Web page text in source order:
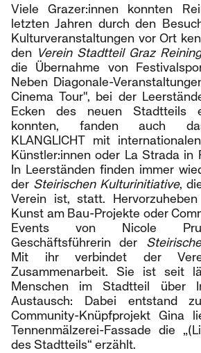
Viele Grazer:innen konnten
letzten Jahren durch den
Kulturveranstaltungen vor Ort
den Verein Stadtteil Graz
die Übernahme von
Neben Diagonale-
Cinema Tour", bei der
Ecken des neuen Stadtteils
konnten, fanden auch
KLANGLICHT mit
Künstler:innen oder La Strada in
In Leerständen finden immer
der Steirischen Kulturinitiative,
Verein ist, statt.
Kunst am Bau-Projekte oder
Events von Nicole
Geschäftsführerin der
Mit ihr verbindet der
Zusammenarbeit. Sie ist seit
Menschen im Stadtteil über
Austausch: Dabei entstand
Community-Knüpfprojekt Gina
Tennenmälzerei-Fassade die
des Stadtteils“ erzählt.